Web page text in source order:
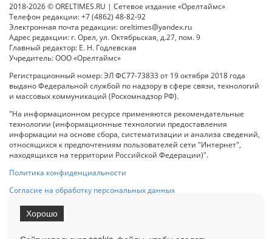
2018-2026 © ORELTIMES.RU | Сетевое издание «Орелтаймс»
Телефон редакции: +7 (4862) 48-82-92
Электронная почта редакции: oreltimes@yandex.ru
Адрес редакции: г. Орел, ул. Октябрьская, д.27, пом. 9
Главный редактор: Е. Н. Годлевская
Учредитель: ООО «Орелтаймс»
Регистрационный номер: ЭЛ ФС77-73833 от 19 октября 2018 года
выдано Федеральной службой по надзору в сфере связи, технологий
и массовых коммуникаций (Роскомнадзор РФ).
"На информационном ресурсе применяются рекомендательные
технологии (информационные технологии предоставления
информации на основе сбора, систематизации и анализа сведений,
относящихся к предпочтениям пользователей сети "Интернет",
находящихся на территории Российской Федерации)".
Политика конфиденциальности
Согласие на обработку персональных данных
на Сетевое издание «ОрелТаймс» обязательна.
Хорошо